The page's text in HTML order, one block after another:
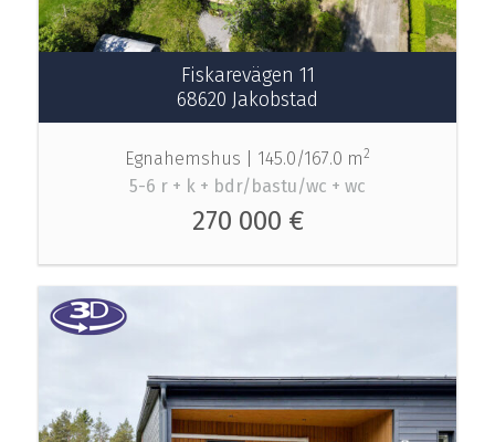
Fiskarevägen 11
68620 Jakobstad
Egnahemshus | 145.0/167.0 m2
5-6 r + k + bdr/bastu/wc + wc
270 000 €